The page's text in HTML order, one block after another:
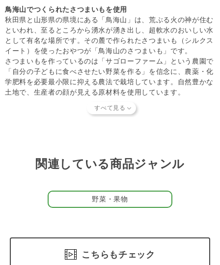
ない場合がございます。
(「発送予定日のお知らせメール」をお送りする前であれ
ば、メール・お電話・ マイページにてご注文をキャンセル
いただけます。）
鳥海山でつくられたさつまいもを使用
秋田県と山形県の県境にある「鳥海山」は、荒ぶる火の神が住む
といわれ、至るところから湧水が湧き出し、超軟水のおいしい水
として有名な場所です。その麓で作られたさつまいも（シルクス
イート）を使ったおやつが「鳥海山のさつまいも」です。
さつまいもを作っているのは「サゴローファーム」という農園で
「自分の子どもに食べさせたい野菜を作る」を信念に、農薬・化
学肥料を必要最小限に抑える農法で栽培しています。自然豊かな
土地で、生産者の顔が見える原材料を使用しています。
甘くておいしいのに栄養豊富な食材
ただし糖質が豊富なので体重管理が必要な場合には過剰な摂りす
「鳥海山のさつまいも」には他に 【皮のちかく】
もあります。形
が違うことで食感も変わるのでぜひ一度お試しください。
関連している商品ジャンル
野菜・果物
こちらもチェック